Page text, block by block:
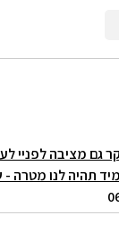
גם מציבה לפניי
תהיה לנו מטרה -